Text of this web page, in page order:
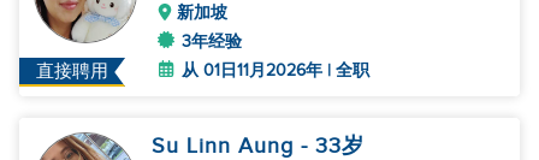
直接聘用
新加坡
3年经验
从 01日11月2026年 | 全职
Su Linn Aung - 33岁